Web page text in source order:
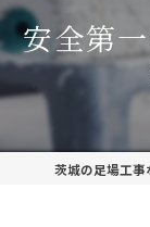
安全第